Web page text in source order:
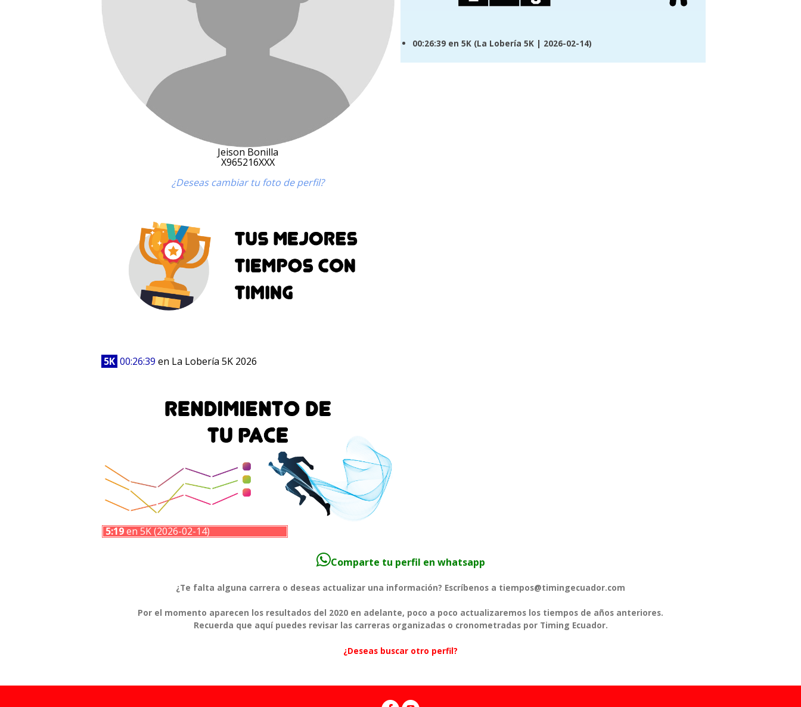
Jeison Bonilla
X965216XXX
¿Deseas cambiar tu foto de perfil?
5K 00:26:39 en La Lobería 5K 2026
5:19en 5K (2026-02-14)
00:26:39 en 5K (La Lobería 5K | 2026-02-14)
Comparte tu perfil en whatsapp
¿Te falta alguna carrera o deseas actualizar una información? Escríbenos a tiempos@timingecuador.com
Por el momento aparecen los resultados del 2020 en adelante, poco a poco actualizaremos los tiempos de años anteriores.
Recuerda que aquí puedes revisar las carreras organizadas o cronometradas por Timing Ecuador.
¿Deseas buscar otro perfil?